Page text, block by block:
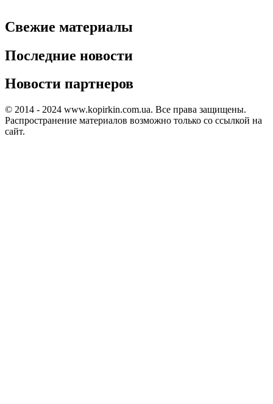
Свежие материалы
Последние новости
Новости партнеров
© 2014 - 2024 www.kopirkin.com.ua. Все права защищены.
Распространение материалов возможно только со ссылкой на
сайт.